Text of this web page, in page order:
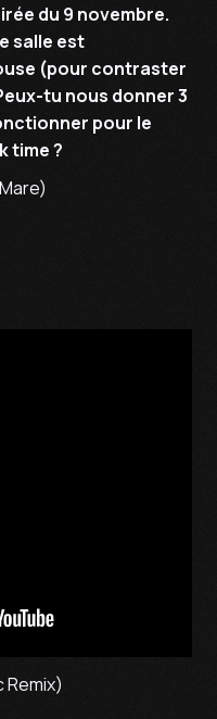
du 9 novembre.
salle est
(pour contraster
tu nous donner 3
pour le
time ?
Remix)